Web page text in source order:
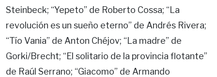
Steinbeck; “Yepeto” de Roberto Cossa; “La
revolución es un sueño eterno” de Andrés Rivera;
“Tío Vania” de Anton Chéjov; “La madre” de
Gorki/Brecht; “El solitario de la provincia flotante”
de Raúl Serrano; “Giacomo” de Armando